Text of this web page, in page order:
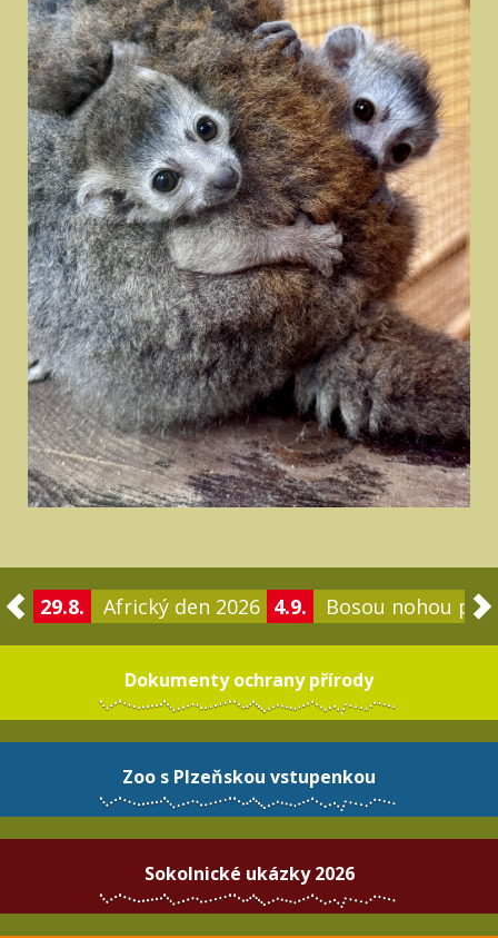
29.8. Africký den 2026 4.9. Bosou nohou po
Dokumenty ochrany přírody
Zoo s Plzeňskou vstupenkou
Sokolnické ukázky 2026